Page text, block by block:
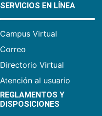
SERVICIOS EN LÍNEA
Campus Virtual
Correo
Directorio Virtual
Atención al usuario
REGLAMENTOS Y
DISPOSICIONES